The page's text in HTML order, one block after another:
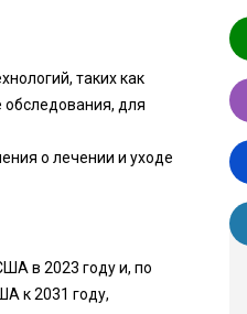
таких как
обследования, для
о лечении и уходе
в 2023 году и, по
к 2031 году,